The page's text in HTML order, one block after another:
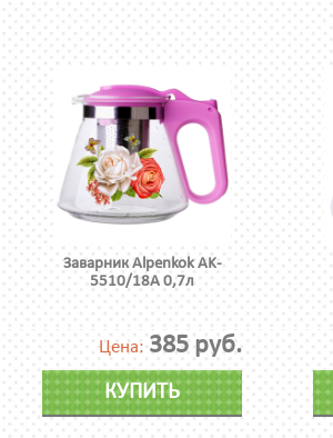
Заварник Alpenkok AK-
5510/18А 0,7л
Цена: 385 руб.
КУПИТЬ